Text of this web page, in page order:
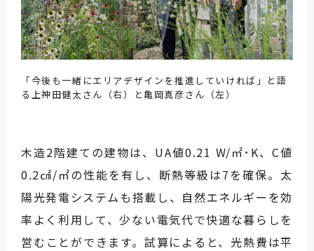
「今後も一緒にエリアデザインを推進していければ」と語
る上神田健太さん（右）と亀岡真彦さん（左）
木造2階建ての建物は、UA値0.21 W/㎡･K、C値
0.2㎠/㎡の性能を有し、断熱等級は7を確保。太
陽光発電システムも搭載し、自然エネルギーを効
率よく利用して、少ない電気代で快適な暮らしを
営むことができます。試算によると、光熱費は平